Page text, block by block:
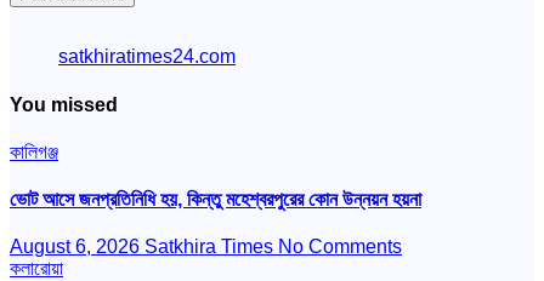
satkhiratimes24.com
You missed
কালিগঞ্জ
ভোট আসে জনপ্রতিনিধি হয়, কিন্তু মহেশ্বরপুরের কোন উন্নয়ন হয়না
August 6, 2026 Satkhira Times No Comments
কলারোয়া